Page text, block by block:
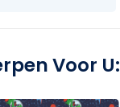
Voor U: